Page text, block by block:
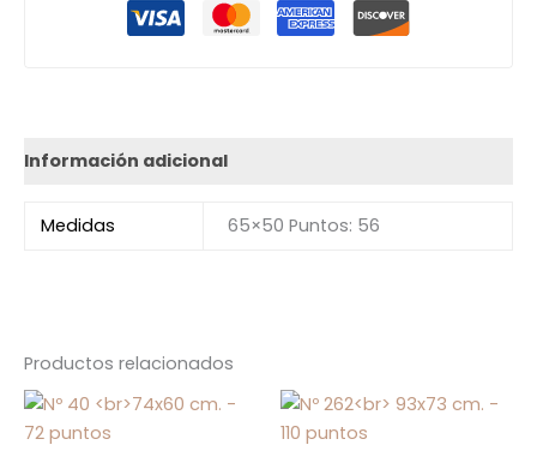
Información adicional
Medidas 65×50 Puntos: 56
Productos relacionados